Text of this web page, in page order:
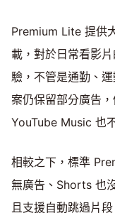
Premium Lite 提供
載，對於日常看影
驗，不管是通勤、
案仍保留部分廣告
YouTube Music 也
相較之下，標準
無廣告、Shorts 也
且支援自動跳過片